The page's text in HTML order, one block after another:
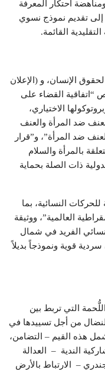
احتكار المعرفة
إلى تقديم نموذج نسوي
القائمة.
الإنسان، و (الإعلان
“اتفاقية القضاء على
الاختياري،
ضد المرأة والعنف
ضد المرأة”، و”قرار
المتعلقة بالمرأة والسلام
ذات الصلة بحماية
للحركات النسائية، بما
العالمية”، ووثيقة
الفريد في شمال
قوية ونموذجاً بديلاً
التي تربط بين
من أجل تسييدها في
هذه القيم – التضامن،
الندية – العدالة
– الارتباط بالأرض